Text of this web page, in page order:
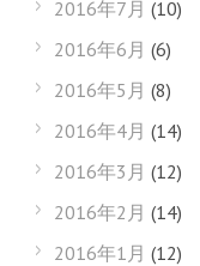
2016年7月 (10)
2016年6月 (6)
2016年5月 (8)
2016年4月 (14)
2016年3月 (12)
2016年2月 (14)
2016年1月 (12)